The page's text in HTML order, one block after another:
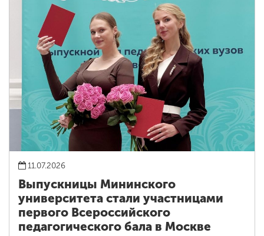
11.07.2026
Выпускницы Мининского
университета стали участницами
первого Всероссийского
педагогического бала в Москве